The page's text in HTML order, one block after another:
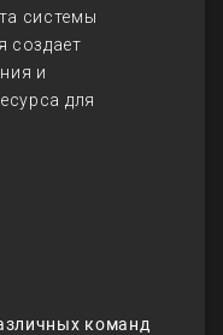
системы
создает
и
для
команд